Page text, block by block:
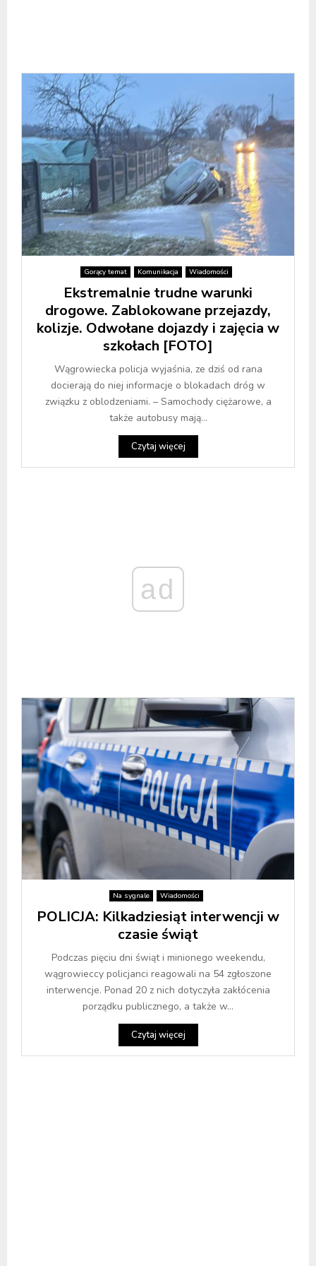
Gorący temat Komunikacja Wiadomości
Ekstremalnie trudne warunki
drogowe. Zablokowane przejazdy,
kolizje. Odwołane dojazdy i zajęcia w
szkołach [FOTO]
Wągrowiecka policja wyjaśnia, ze dziś od rana
docierają do niej informacje o blokadach dróg w
związku z oblodzeniami. – Samochody ciężarowe, a
także autobusy mają...
Czytaj więcej
ad
Na sygnale Wiadomości
POLICJA: Kilkadziesiąt interwencji w
czasie świąt
Podczas pięciu dni świąt i minionego weekendu,
wągrowieccy policjanci reagowali na 54 zgłoszone
interwencje. Ponad 20 z nich dotyczyła zakłócenia
porządku publicznego, a także w...
Czytaj więcej